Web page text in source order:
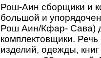
Рош-Аин сборщики и
большой и
Рош Аин/Кфар- Сава)
комплектовщики.
изделий, одежды,